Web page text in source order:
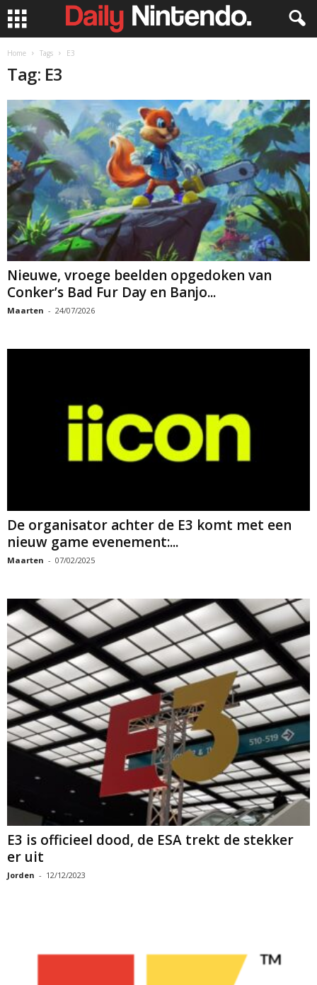
Home Tags E3
Tag: E3
Nieuwe, vroege beelden opgedoken van
Conker’s Bad Fur Day en Banjo...
Maarten - 24/07/2026
De organisator achter de E3 komt met een
nieuw game evenement:...
Maarten - 07/02/2025
E3 is officieel dood, de ESA trekt de stekker
er uit
Jorden - 12/12/2023